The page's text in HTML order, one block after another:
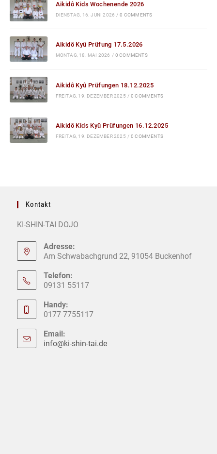
Aikidô Kids Wochenende 2026
DIENSTAG, 16. JUNI 2026 / 0 COMMENTS
Aikidô Kyû Prüfung 17.5.2026
MONTAG, 18. MAI 2026 / 0 COMMENTS
Aikidô Kyû Prüfungen 18.12.2025
FREITAG, 19. DEZEMBER 2025 / 0 COMMENTS
Aikidô Kids Kyû Prüfungen 16.12.2025
FREITAG, 19. DEZEMBER 2025 / 0 COMMENTS
Kontakt
KI-SHIN-TAI DOJO
Adresse:
Am Schwabachgrund 22, 91054 Buckenhof
Telefon:
09131 55117
Handy:
0177 7755117
Email:
info@ki-shin-tai.deOpens